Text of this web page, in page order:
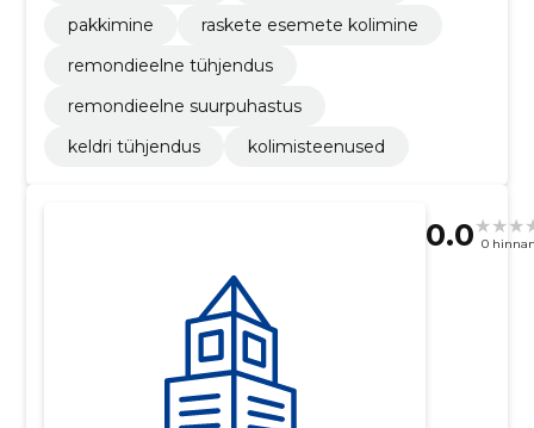
pakkimine
raskete esemete kolimine
remondieelne tühjendus
remondieelne suurpuhastus
keldri tühjendus
kolimisteenused
0.0 0